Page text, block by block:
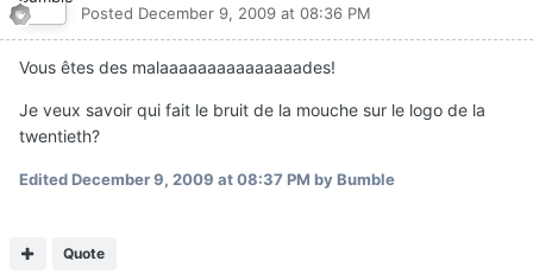
Posted December 9, 2009 at 08:36 PM
Vous êtes des malaaaaaaaaaaaaaaades!
Je veux savoir qui fait le bruit de la mouche sur le logo de la
twentieth?
EditedDecember 9, 2009 at 08:37 PM by Bumble
Quote